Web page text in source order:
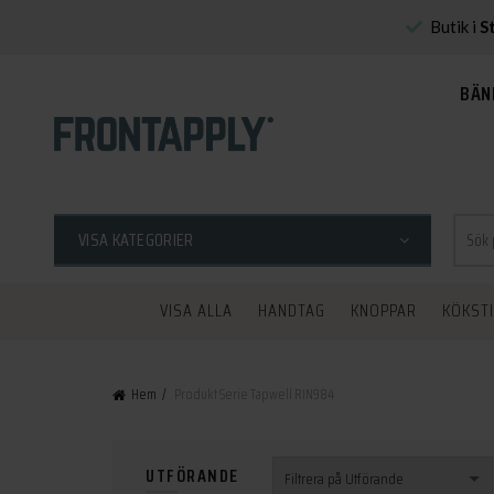
VISA KATEGORIER
efter:
VISA ALLA HANDTAG KNOPPAR
Hem
UTFÖRANDE
Butik i